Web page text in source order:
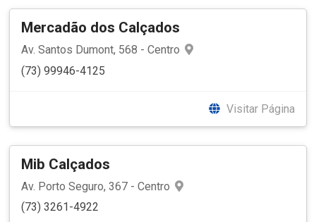
Mercadão dos Calçados
Av. Santos Dumont, 568 - Centro
(73) 99946-4125
Visitar Página
Mib Calçados
Av. Porto Seguro, 367 - Centro
(73) 3261-4922